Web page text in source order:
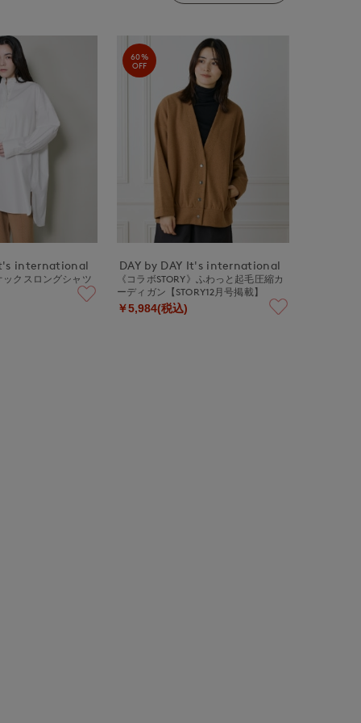
international
ックスロングシャツ
60%
OFF
DAY by DAY It's international
《コラボSTORY》ふわっと起毛圧縮カ
ーディガン【STORY12月号掲載】
￥5,984(税込)